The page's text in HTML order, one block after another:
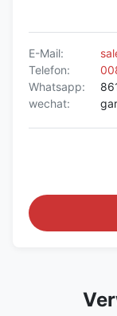
E-Mail:
Telefon:
Whatsapp:
wechat: